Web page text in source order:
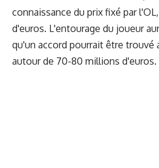
connaissance du prix fixé par
d'euros. L'entourage du joueur
qu'un accord pourrait être trouvé
autour de 70-80 millions d'euros.